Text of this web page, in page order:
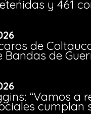
y 461
de
Bandas de
“Vamos a
cumplan